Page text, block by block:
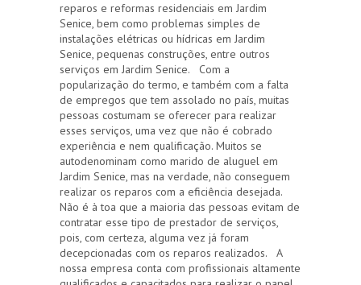
reparos e reformas residenciais em Jardim
Senice, bem como problemas simples de
instalações elétricas ou hídricas em Jardim
Senice, pequenas construções, entre outros
serviços em Jardim Senice. Com a
popularização do termo, e também com a falta
de empregos que tem assolado no país, muitas
pessoas costumam se oferecer para realizar
esses serviços, uma vez que não é cobrado
experiência e nem qualificação. Muitos se
autodenominam como marido de aluguel em
Jardim Senice, mas na verdade, não conseguem
realizar os reparos com a eficiência desejada.
Não é à toa que a maioria das pessoas evitam de
contratar esse tipo de prestador de serviços,
pois, com certeza, alguma vez já foram
decepcionadas com os reparos realizados. A
nossa empresa conta com profissionais altamente